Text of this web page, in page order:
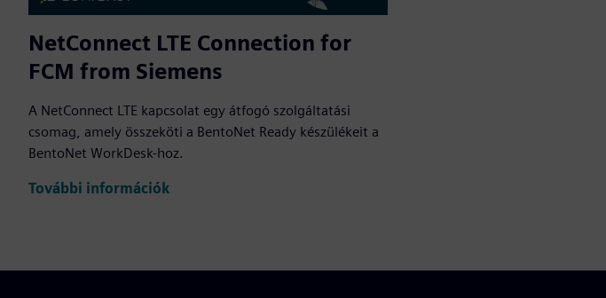
NetConnect LTE Connection for
FCM from Siemens
A NetConnect LTE kapcsolat egy átfogó szolgáltatási
csomag, amely összeköti a BentoNet Ready készülékeit a
BentoNet WorkDesk-hoz.
További információk